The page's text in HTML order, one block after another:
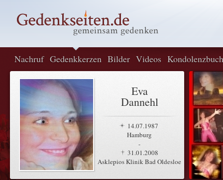
Nachruf Gedenkkerzen Bilder Videos Kondolenzbuch
Eva
Dannehl
14.07.1987
Hamburg
-
31.01.2008
Asklepios Klinik Bad Oldesloe